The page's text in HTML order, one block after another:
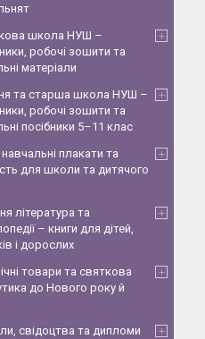
школа НУШ –
робочі зошити та
матеріали
та старша школа НУШ –
робочі зошити та
посібники 5–11 клас
плакати та
для школи та дитячого
література та
– книги для дітей,
і дорослих
товари та святкова
до Нового року й
свідоцтва та дипломи